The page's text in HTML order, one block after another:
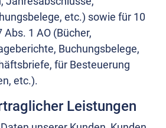
etc.) sowie für 10
1 AO (Bücher,
Buchungsbelege,
für Besteuerung
etc.).
Leistungen